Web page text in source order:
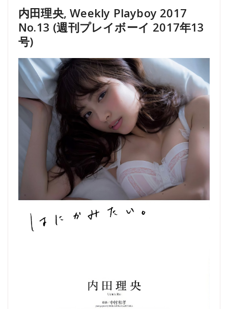
内田理央, Weekly Playboy 2017
No.13 (週刊プレイボーイ 2017年13
号)